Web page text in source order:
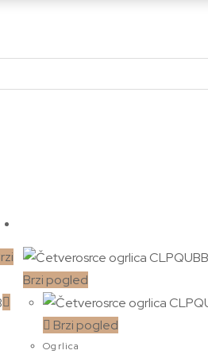
Brzi pogled
Brzi pogled
Ogrlica